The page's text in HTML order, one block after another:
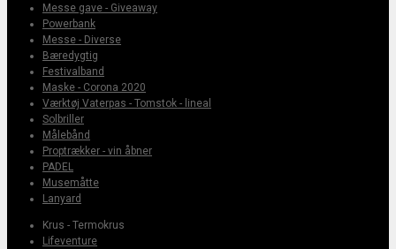
Messe gave - Giveaway
Powerbank
Messe - Diverse
Bæredygtig
Festivalband
Maske - Corona 2020
Værktøj Vaterpas - Tomstok - lineal
Solbriller
Målebånd
Proptrækker - vin åbner
PADEL
Musemåtte
Lanyard
Krus - Termokrus
Lifeventure